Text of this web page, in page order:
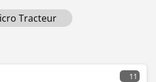
Tracteur
11